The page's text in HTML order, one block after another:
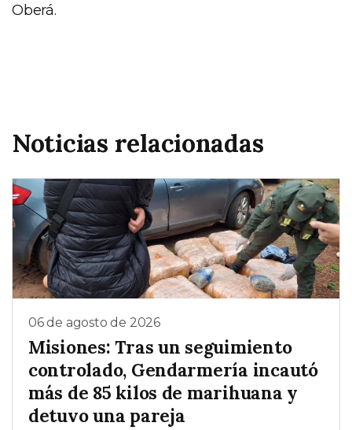
Oberá.
Noticias relacionadas
06 de agosto de 2026
Misiones: Tras un seguimiento
controlado, Gendarmería incautó
más de 85 kilos de marihuana y
detuvo una pareja